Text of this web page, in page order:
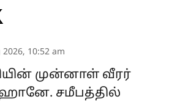
2026, 10:52 am
முன்னாள் வீரர்
சமீபத்தில்